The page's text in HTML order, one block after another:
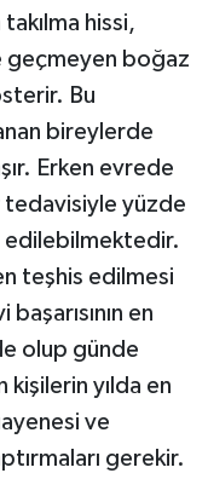
takılma hissi,
geçmeyen boğaz
Bu
bireylerde
Erken evrede
tedavisiyle yüzde
edilebilmektedir.
teşhis edilmesi
en
olup günde
yılda en
ve
gerekir.